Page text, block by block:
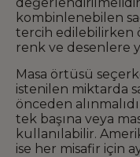
kombinlenebilen
tercih edilebilirken
renk ve desenlere
Masa örtüsü
istenilen miktarda
önceden
tek başına veya
kullanılabilir.
ise her misafir için